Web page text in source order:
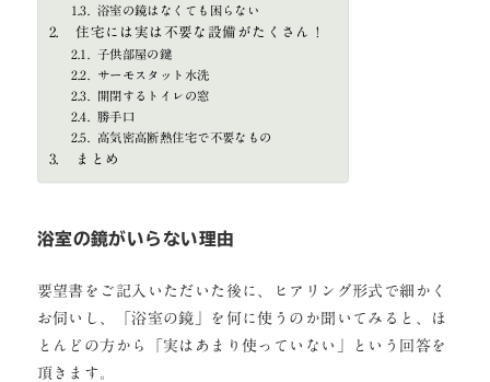
浴室の鏡はなくても困らない
住宅には実は不要な設備がたくさん！
子供部屋の鍵
サーモスタット水洗
開閉するトイレの窓
勝手口
高気密高断熱住宅で不要なもの
まとめ
浴室の鏡がいらない理由
要望書をご記入いただいた後に、ヒアリング形式で細かく
お伺いし、「浴室の鏡」を何に使うのか聞いてみると、ほ
とんどの方から「実はあまり使っていない」という回答を
頂きます。